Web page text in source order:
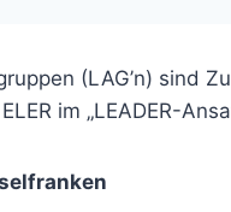
(LAG’n) sind
im „LEADER-